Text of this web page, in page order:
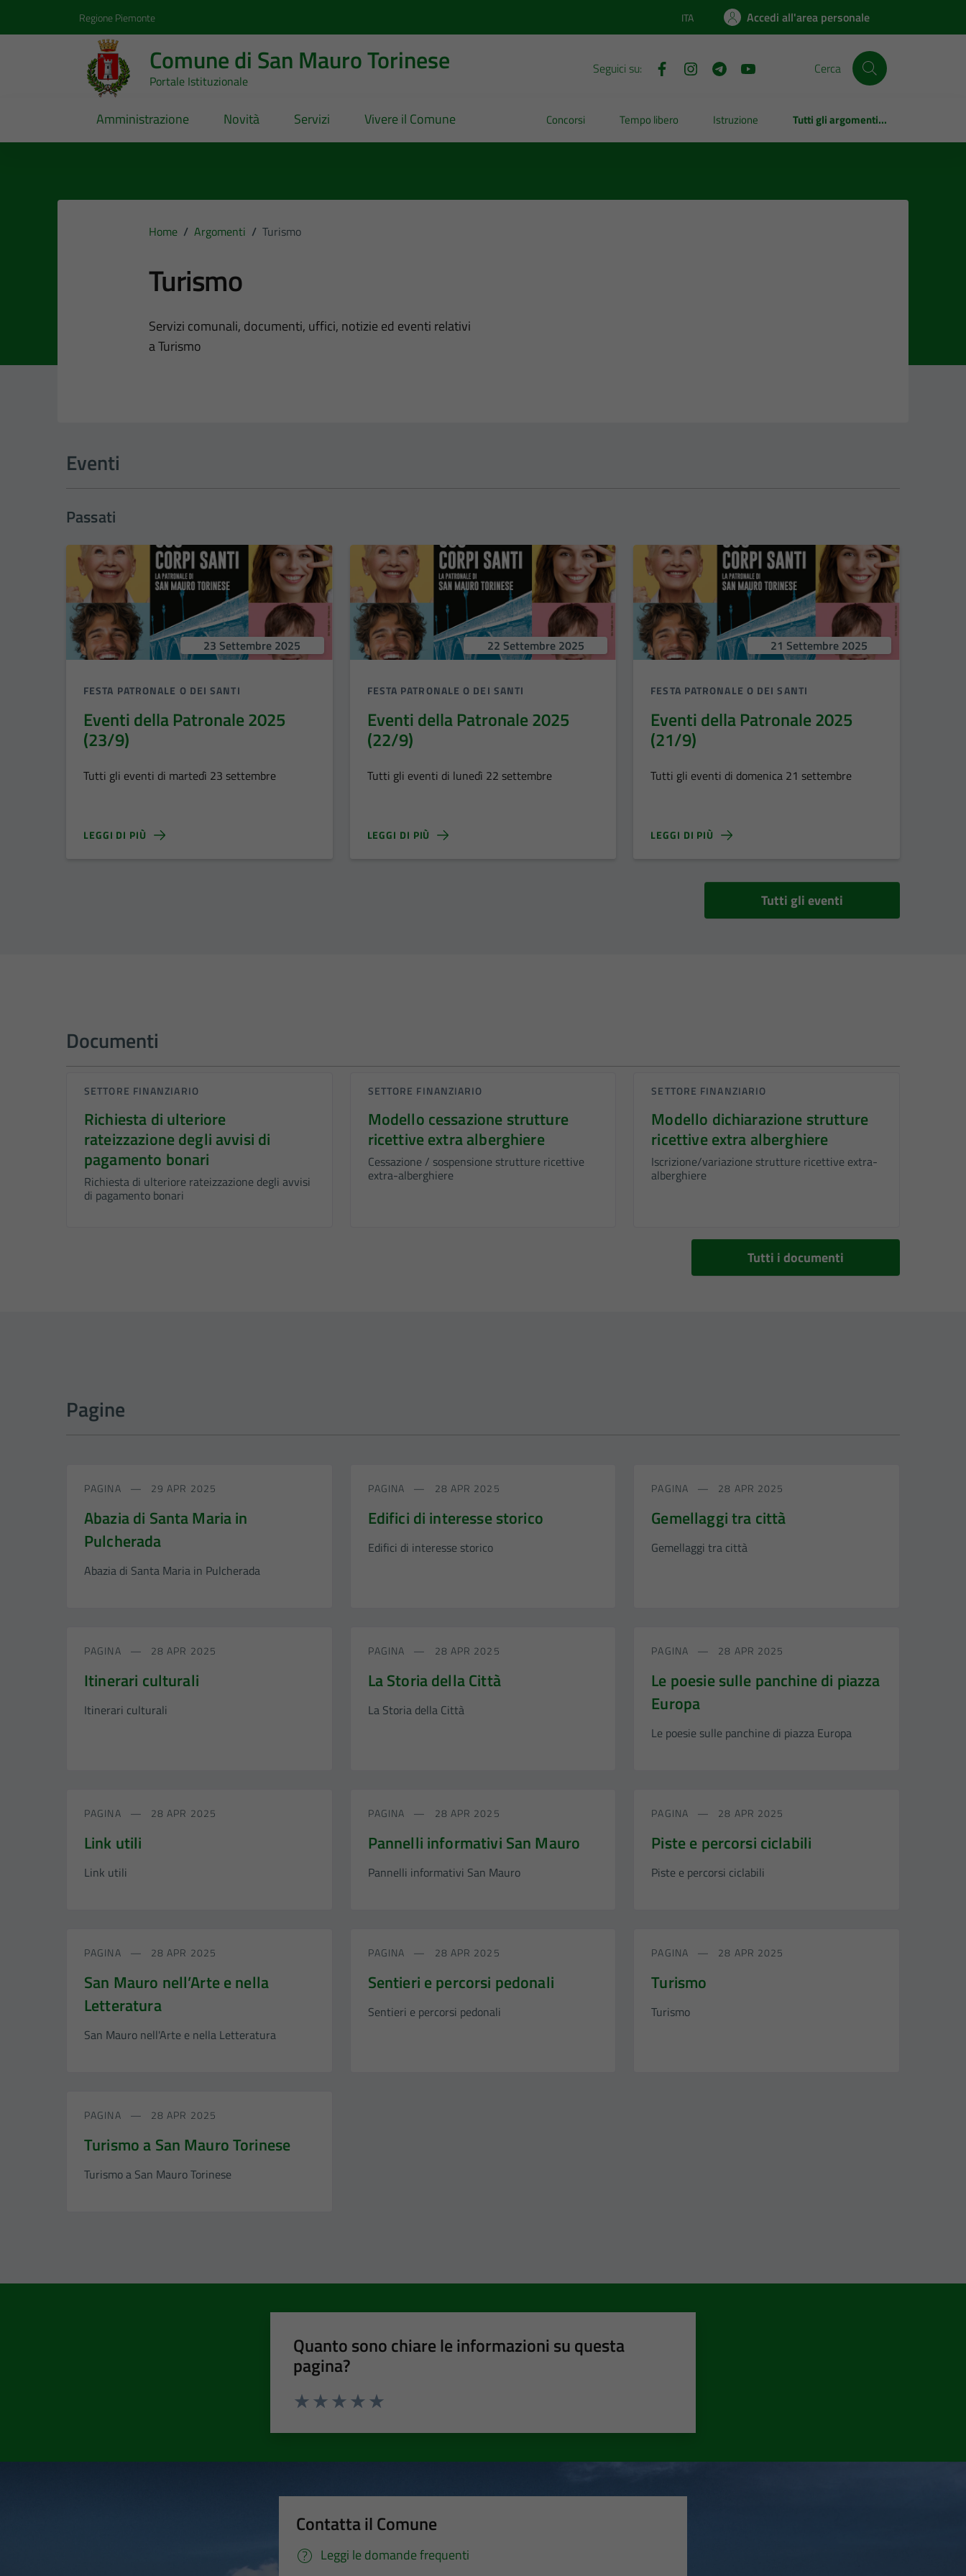
Regione Piemonte Lingua attiva:
ITA Accedi all'area personale
Comune di San Mauro Torinese
Portale Istituzionale
Seguici su: Cerca
Amministrazione Novità Servizi Vivere il Comune Concorsi Tempo libero Istruzione Tutti gli argomenti...
Home / Argomenti / Turismo
Turismo
Dettagli dell'argomento
Servizi comunali, documenti, uffici, notizie ed eventi relativi
a Turismo
Eventi
Passati
23 Settembre 2025
FESTA PATRONALE O DEI SANTI
Eventi della Patronale 2025
(23/9)
Tutti gli eventi di martedì 23 settembre
LEGGI DI PIÙ
22 Settembre 2025
FESTA PATRONALE O DEI SANTI
Eventi della Patronale 2025
(22/9)
Tutti gli eventi di lunedì 22 settembre
LEGGI DI PIÙ
21 Settembre 2025
FESTA PATRONALE O DEI SANTI
Eventi della Patronale 2025
(21/9)
Tutti gli eventi di domenica 21 settembre
LEGGI DI PIÙ
Tutti gli eventi
Documenti
SETTORE FINANZIARIO
Richiesta di ulteriore
rateizzazione degli avvisi di
pagamento bonari
Richiesta di ulteriore rateizzazione degli avvisi
di pagamento bonari
SETTORE FINANZIARIO
Modello cessazione strutture
ricettive extra alberghiere
Cessazione / sospensione strutture ricettive
extra-alberghiere
SETTORE FINANZIARIO
Modello dichiarazione strutture
ricettive extra alberghiere
Iscrizione/variazione strutture ricettive extra-
alberghiere
Tutti i documenti
Pagine
PAGINA 29 APR 2025
Abazia di Santa Maria in
Pulcherada
Abazia di Santa Maria in Pulcherada
PAGINA 28 APR 2025
Edifici di interesse storico
Edifici di interesse storico
PAGINA 28 APR 2025
Gemellaggi tra città
Gemellaggi tra città
PAGINA 28 APR 2025
Itinerari culturali
Itinerari culturali
PAGINA 28 APR 2025
La Storia della Città
La Storia della Città
PAGINA 28 APR 2025
Le poesie sulle panchine di piazza
Europa
Le poesie sulle panchine di piazza Europa
PAGINA 28 APR 2025
Link utili
Link utili
PAGINA 28 APR 2025
Pannelli informativi San Mauro
Pannelli informativi San Mauro
PAGINA 28 APR 2025
Piste e percorsi ciclabili
Piste e percorsi ciclabili
PAGINA 28 APR 2025
San Mauro nell’Arte e nella
Letteratura
San Mauro nell'Arte e nella Letteratura
PAGINA 28 APR 2025
Sentieri e percorsi pedonali
Sentieri e percorsi pedonali
PAGINA 28 APR 2025
Turismo
Turismo
PAGINA 28 APR 2025
Turismo a San Mauro Torinese
Turismo a San Mauro Torinese
Quanto sono chiare le informazioni su questa
pagina?
Contatta il Comune
Leggi le domande frequenti